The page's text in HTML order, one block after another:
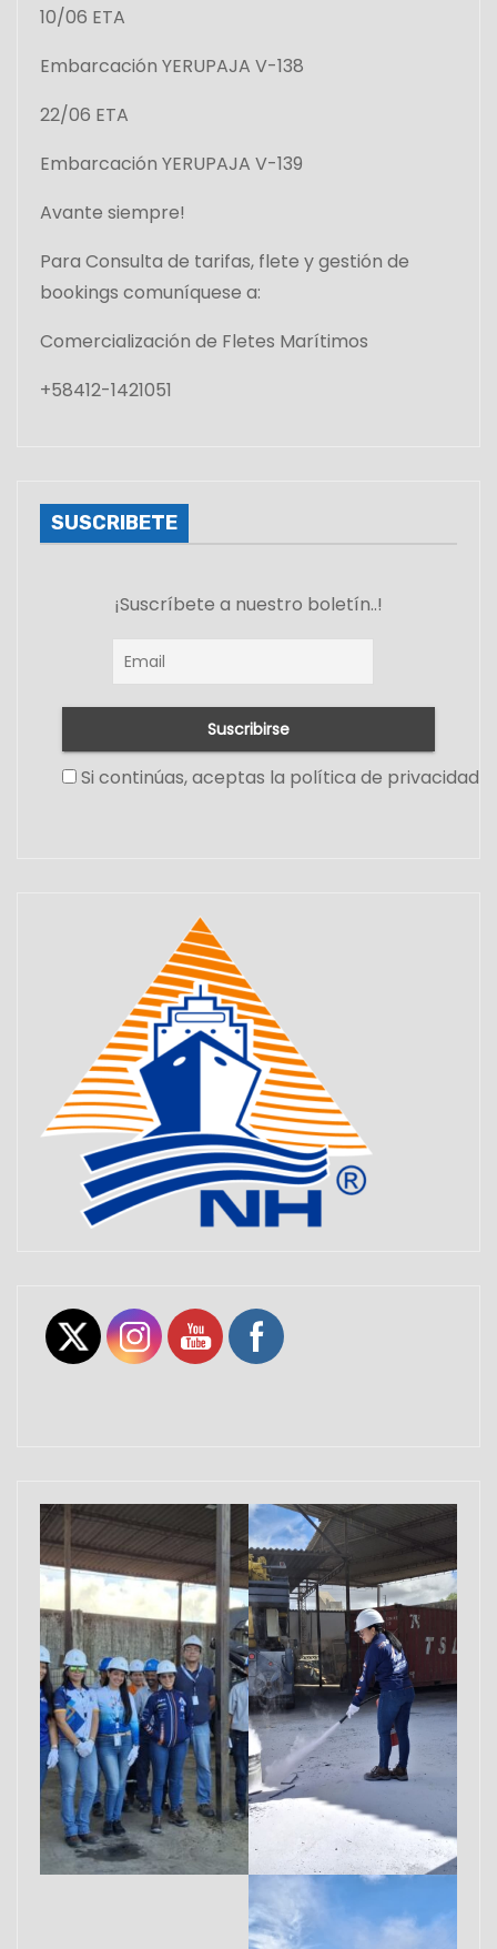
10/06 ETA
Embarcación YERUPAJA V-138
22/06 ETA
Embarcación YERUPAJA V-139
Avante siempre!
Para Consulta de tarifas, flete y gestión de
bookings comuníquese a:
Comercialización de Fletes Marítimos
+58412-1421051
SUSCRIBETE
¡Suscríbete a nuestro boletín..!
Si continúas, aceptas la política de privacidad